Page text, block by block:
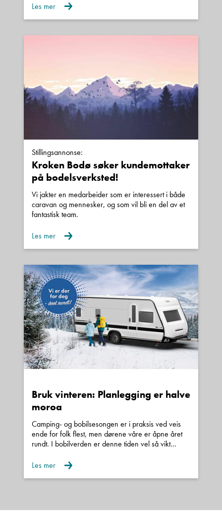
Les mer
Stillingsannonse:
Kroken Bodø søker kundemottaker
på bodelsverksted!
Vi jakter en medarbeider som er interessert i både
caravan og mennesker, og som vil bli en del av et
fantastisk team.
Les mer
Bruk vinteren: Planlegging er halve
moroa
Camping- og bobilsesongen er i praksis ved veis
ende for folk flest, men dørene våre er åpne året
rundt. I bobilverden er denne tiden vel så vikt...
Les mer